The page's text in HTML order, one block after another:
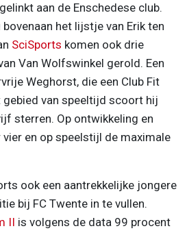
aan de Enschedese club.
het lijstje van Erik ten
SciSports komen ook drie
Van Wolfswinkel gerold. Een
Weghorst, die een Club Fit
van speeltijd scoort hij
sterren. Op ontwikkeling en
en op speelstijl de maximale
ook een aantrekkelijke jongere
bij FC Twente in te vullen.
II is volgens de data 99 procent